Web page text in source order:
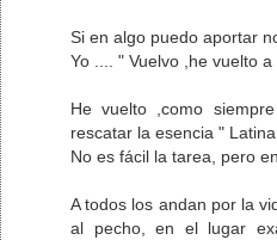
Si en algo puedo aportar
Yo .... " Vuelvo ,he vuelto
He vuelto ,como
rescatar la esencia " Latina
No es fácil la tarea, pero
A todos los andan por la
al pecho, en el lugar